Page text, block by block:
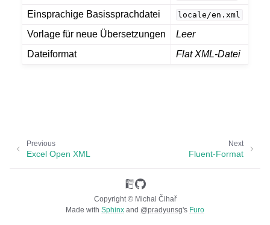
Einsprachige Basissprachdatei locale/en.xml
Vorlage für neue Übersetzungen
Leer
Dateiformat
Flat XML-Datei
Next
Fluent-Format
Previous
Excel Open XML
Copyright © Michal Čihař
Made with Sphinx and @pradyunsg's Furo